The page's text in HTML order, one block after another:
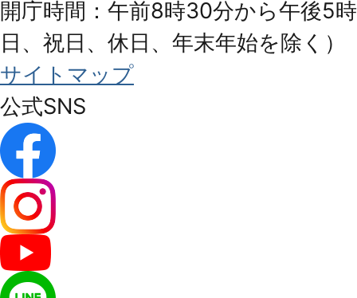
開庁時間：午前8時30分から午後5
日、祝日、休日、年末年始を除く）
サイトマップ
公式SNS